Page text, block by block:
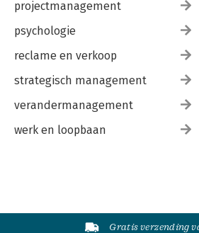
projectmanagement
psychologie
reclame en verkoop
strategisch management
verandermanagement
werk en loopbaan
Gratis verzending